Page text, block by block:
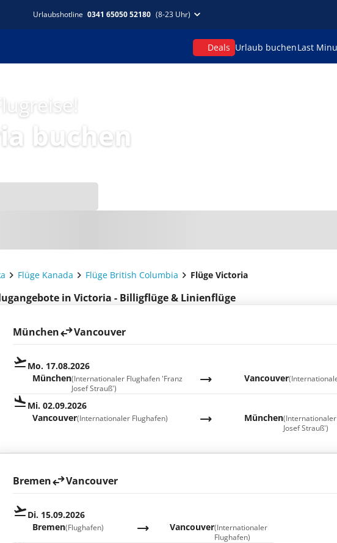
Urlaubshotline 0341 65050 52180 (8-23 Uhr)
Deals Urlaub buchenLast
buchen
Flüge Kanada Flüge British Columbia Flüge Victoria
in Victoria - Billigflüge & Linienflüge
München Vancouver
Mo. 17.08.2026
München(Internationaler Flughafen 'Franz
Josef Strauß')
Vancouver
Mi. 02.09.2026
München
Josef Strauß')
Vancouver(Internationaler Flughafen)
Bremen Vancouver
Di. 15.09.2026
Bremen(Flughafen) Vancouver(Internationaler
Flughafen)